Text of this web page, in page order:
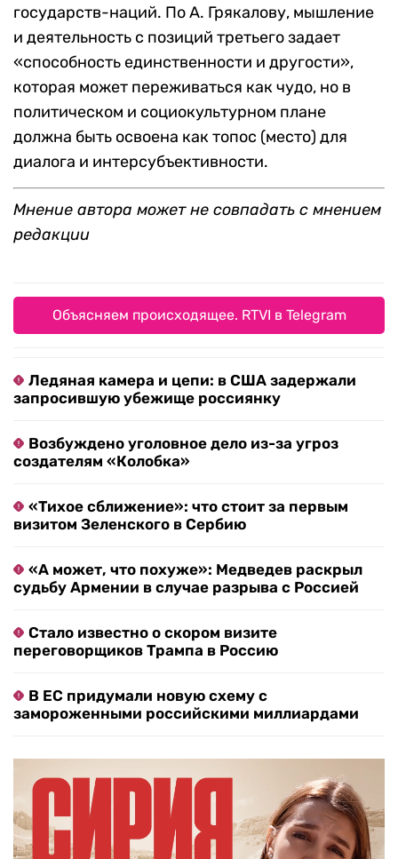
государств-наций. По А. Грякалову, мышление
и деятельность с позиций третьего задает
«способность единственности и другости»,
которая может переживаться как чудо, но в
политическом и социокультурном плане
должна быть освоена как топос (место) для
диалога и интерсубъективности.
Мнение автора может не совпадать с мнением
редакции
Объясняем происходящее. RTVI в Telegram
Ледяная камера и цепи: в США задержали
запросившую убежище россиянку
Возбуждено уголовное дело из-за угроз
создателям «Колобка»
«Тихое сближение»: что стоит за первым
визитом Зеленского в Сербию
«А может, что похуже»: Медведев раскрыл
судьбу Армении в случае разрыва с Россией
Стало известно о скором визите
переговорщиков Трампа в Россию
В ЕС придумали новую схему с
замороженными российскими миллиардами